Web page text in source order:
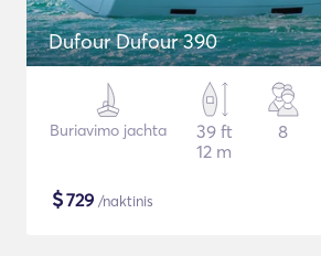
Dufour Dufour 390
Buriavimo jachta
39 ft
12 m
8
$729 /naktinis